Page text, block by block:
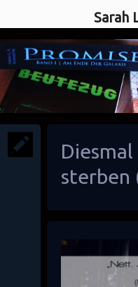
Sarah L. R.
SciFi-Autorin
sterben
Sarah